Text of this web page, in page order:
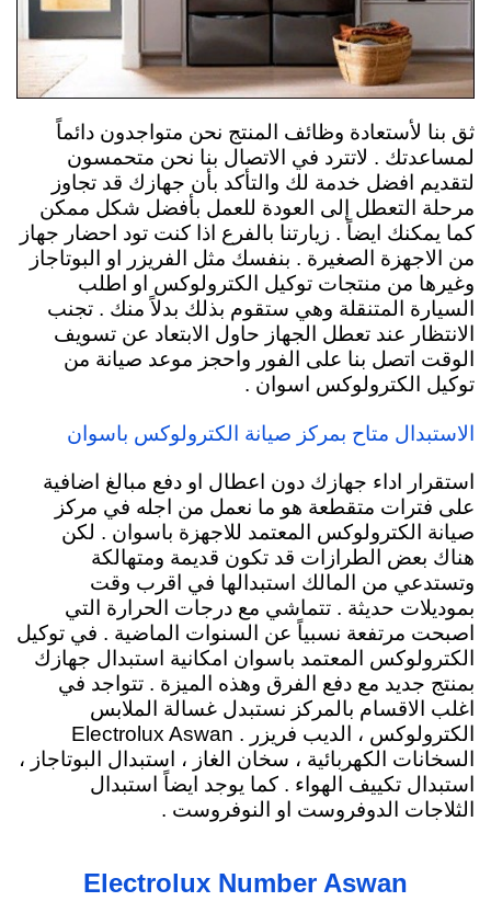
ثق بنا لأستعادة وظائف المنتج نحن متواجدون دائماً
لمساعدتك . لاتترد في الاتصال بنا نحن متحمسون
لتقديم افضل خدمة لك والتأكد بأن جهازك قد تجاوز
مرحلة التعطل إلى العودة للعمل بأفضل شكل ممكن
كما يمكنك ايضاً . زيارتنا بالفرع اذا كنت تود احضار جهاز
من الاجهزة الصغيرة . بنفسك مثل الفريزر او البوتاجاز
وغيرها من منتجات توكيل الكترولوكس او اطلب
السيارة المتنقلة وهي ستقوم بذلك بدلاً منك . تجنب
الانتظار عند تعطل الجهاز حاول الابتعاد عن تسويف
الوقت اتصل بنا على الفور واحجز موعد صيانة من
توكيل الكترولوكس اسوان .
الاستبدال متاح بمركز صيانة الكترولوكس باسوان
استقرار اداء جهازك دون اعطال او دفع مبالغ اضافية
على فترات متقطعة هو ما نعمل من اجله في مركز
صيانة الكترولوكس المعتمد للاجهزة باسوان . لكن
هناك بعض الطرازات قد تكون قديمة ومتهالكة
وتستدعي من المالك استبدالها في اقرب وقت
بموديلات حديثة . تتماشي مع درجات الحرارة التي
اصبحت مرتفعة نسبياً عن السنوات الماضية . في توكيل
الكترولوكس المعتمد باسوان امكانية استبدال جهازك
بمنتج جديد مع دفع الفرق وهذه الميزة . تتواجد في
اغلب الاقسام بالمركز نستبدل غسالة الملابس
الكترولوكس ، الديب فريزر . Electrolux Aswan
السخانات الكهربائية ، سخان الغاز ، استبدال البوتاجاز ،
استبدال تكييف الهواء . كما يوجد ايضاً استبدال
الثلاجات الدوفروست او النوفروست .
Electrolux Number Aswan